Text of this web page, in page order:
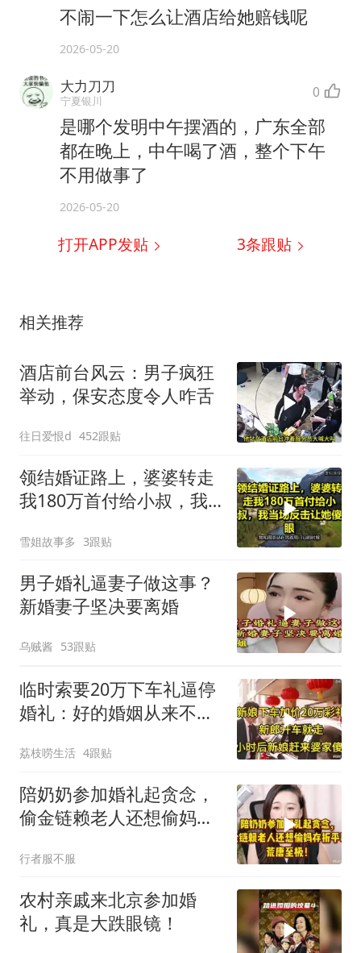
不闹一下怎么让酒店给她赔钱呢
2026-05-20
大力刀刀
宁夏银川 0
是哪个发明中午摆酒的，广东全部
都在晚上，中午喝了酒，整个下午
不用做事了
2026-05-20
打开APP发贴 3条跟贴
相关推荐
酒店前台风云：男子疯狂
举动，保安态度令人咋舌
往日爱恨d 452跟贴
领结婚证路上，婆婆转走
我180万首付给小叔，我
雪姐故事多 3跟贴
男子婚礼逼妻子做这事？
新婚妻子坚决要离婚
乌贼酱 53跟贴
临时索要20万下车礼逼停
婚礼：好的婚姻从来不是
荔枝唠生活 4跟贴
陪奶奶参加婚礼起贪念，
偷金链赖老人还想偷妈存
行者服不服
农村亲戚来北京参加婚
礼，真是大跌眼镜！